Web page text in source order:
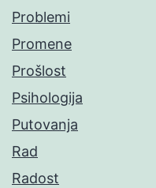
Problemi
Promene
Prošlost
Psihologija
Putovanja
Rad
Radost